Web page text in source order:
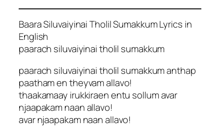
Baara Siluvaiyinai Tholil Sumakkum Lyrics in
English
paarach siluvaiyinai tholil sumakkum
paarach siluvaiyinai tholil sumakkum anthap
paatham en theyvam allavo!
thaakamaay irukkiraen entu sollum avar
njaapakam naan allavo!
avar njaapakam naan allavo!